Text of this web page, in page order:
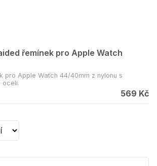
řemínek pro Apple Watch
pro Apple Watch 44/40mm z nylonu s
oceli.
569 Kč